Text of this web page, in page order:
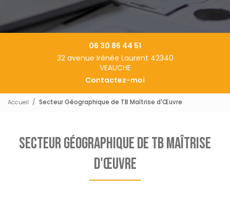
06 30 86 44 51
32 avenue Irénée Laurent 42340
VEAUCHE
Contactez-moi
Accueil Secteur Géographique de TB Maîtrise d'Œuvre
Secteur Géographique de TB Maîtrise
d'Œuvre